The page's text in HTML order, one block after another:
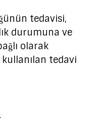
tedavisi,
durumuna ve
olarak
kullanılan tedavi